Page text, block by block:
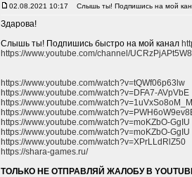
02.08.2021 10:17 Слышь ты! Подпишись на мой
Здарова!
Слышь ты! Подпишись быстро на мой канал
https://www.youtube.com/channel/
https://www.youtube.com/watch?v=tQWf06p63lw
https://www.youtube.com/watch?v=DFA7-AVpVbE
https://www.youtube.com/watch?v=1uVxSo8oM_M
https://www.youtube.com/
https://www.youtube.com/watch?v=moKZbO-GgIU
https://www.youtube.com/watch?v=moKZbO-GgIU
https://www.youtube.com/watch?v=XPrLLdRlZ50
https://shara-games.ru/
ТОЛЬКО НЕ ОТПРАВЛЯЙ ЖАЛОБУ В